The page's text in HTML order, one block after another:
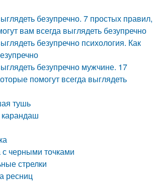
безупречно. 7 простых правил,
вам всегда выглядеть безупречно
безупречно психология. Как
безупречно мужчине. 17
помогут всегда выглядеть
тушь
черными точками
стрелки
ресниц